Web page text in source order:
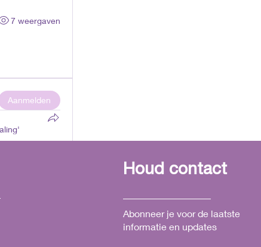
7 weergaven
Aanmelden
to
brain
play a
Houd contact
Abonneer je voor de laatste
informatie en updates